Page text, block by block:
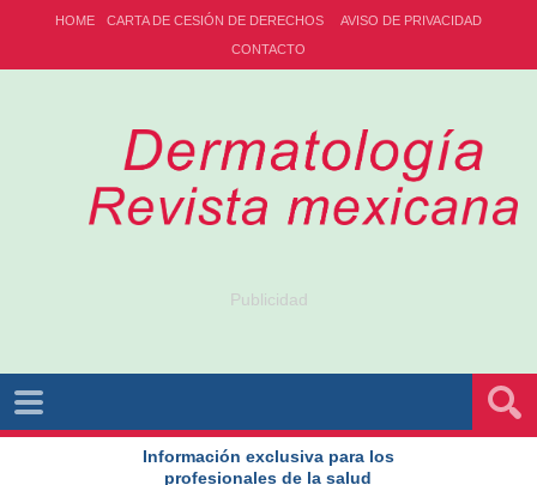
HOME CARTA DE CESIÓN DE DERECHOS
AVISO DE PRIVACIDAD
CONTACTO
Publicidad
Información exclusiva para los
profesionales de la salud